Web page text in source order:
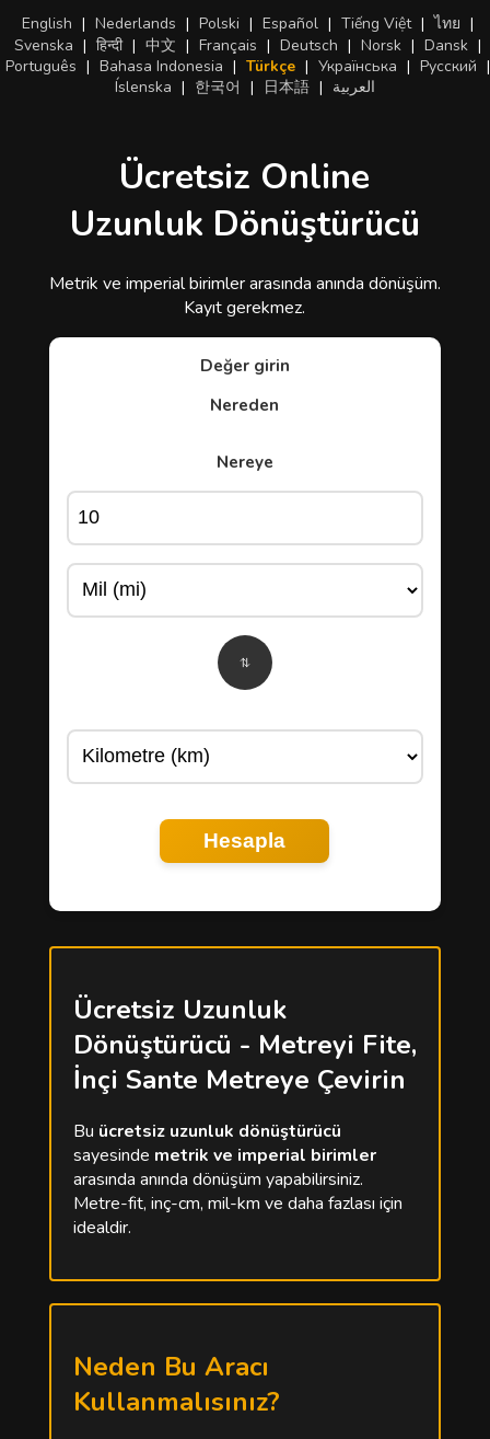
English | Nederlands | Polski | Español | Tiếng Việt | ไทย |
Svenska | हिन्दी | 中文 | Français | Deutsch | Norsk | Dansk |
Português | Bahasa Indonesia | Türkçe | Українська | Русский |
Íslenska | 한국어 | 日本語 | العربية
Ücretsiz Online
Uzunluk Dönüştürücü
Metrik ve imperial birimler arasında anında dönüşüm.
Kayıt gerekmez.
Değer girin
Nereden
Nereye
Hesapla
Ücretsiz Uzunluk
Dönüştürücü - Metreyi Fite,
İnçi Sante Metreye Çevirin
Bu ücretsiz uzunluk dönüştürücü
sayesinde metrik ve imperial birimler
arasında anında dönüşüm yapabilirsiniz.
Metre-fit, inç-cm, mil-km ve daha fazlası için
idealdir.
Neden Bu Aracı
Kullanmalısınız?